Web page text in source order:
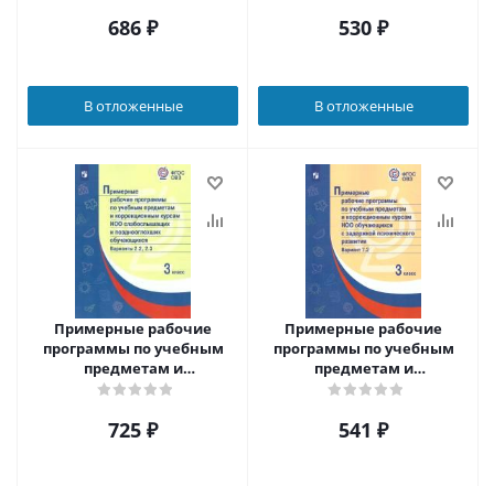
3 класс. Вариант 1.2.,1.3.
686 ₽
В отложенные
нарушениями опорно-
530 ₽
В отложенные
Примерные рабочие
программы по учебным
предметам и
коррекционным курсам
обучающихся 3 класс.
725 ₽
Примерные рабочие
программы по учебным
предметам и
коррекционным курсам
задержкой психического
541 ₽